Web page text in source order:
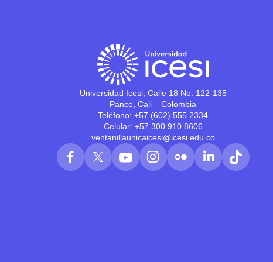
Universidad Icesi, Calle 18 No. 122-135
Pance, Cali – Colombia
Teléfono: +57 (602) 555 2334
Celular: +57 300 910 8606
ventanillaunicaicesi@icesi.edu.co